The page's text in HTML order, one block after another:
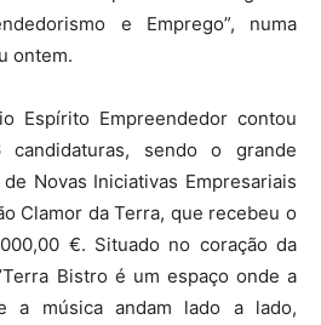
e Emprego”, numa
ontem.
Espírito Empreendedor contou
sendo o grande
Novas Iniciativas Empresariais
Clamor da Terra, que recebeu o
€. Situado no coração da
Bistro é um espaço onde a
a música andam lado a lado,